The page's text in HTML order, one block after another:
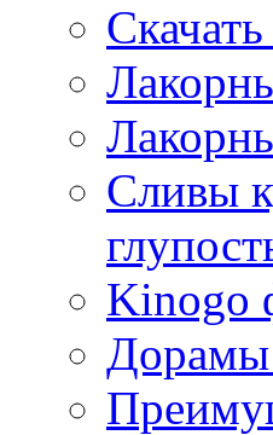
Сливы
Kinogo
Дорамы